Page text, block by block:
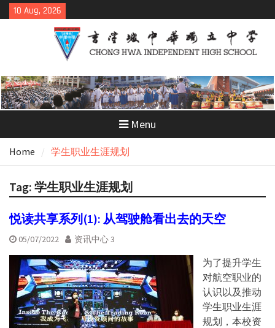
Skip
to
10 Aug, 2026
Menu
Home 学生职业生涯规划
Tag: 学生职业生涯规划
悦读共享系列(1): 从驾驶舱看出去的天空
05/07/2022 资讯中心 3
为了提升学生
对航空职业的
认识以及推动
学生职业生涯
规划，本校资